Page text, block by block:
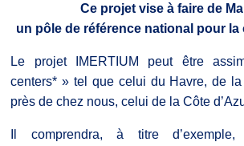
Ce projet vise à faire de
un pôle de référence national pour la
Le projet IMERTIUM peut être
centers* » tel que celui du Havre, de
près de chez nous, celui de la Côte
Il comprendra, à titre